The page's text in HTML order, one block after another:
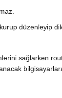
düzenleyip
sağlarken